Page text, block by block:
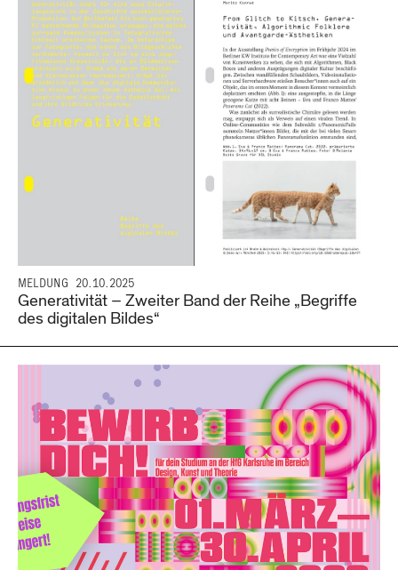
MELDUNG 20.10.2025
Generativität – Zweiter Band der Reihe „Begriffe
des digitalen Bildes“